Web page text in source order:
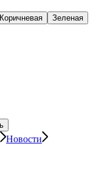
Коричневая Зеленая
Новости